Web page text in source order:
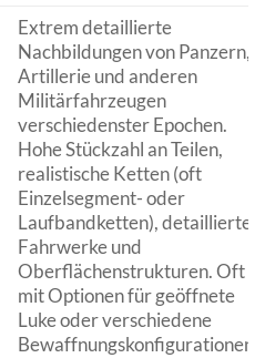
Extrem detaillierte
Nachbildungen von Panzern,
Artillerie und anderen
Militärfahrzeugen
verschiedenster Epochen.
Hohe Stückzahl an Teilen,
realistische Ketten (oft
Einzelsegment- oder
Laufbandketten), detaillierte
Fahrwerke und
Oberflächenstrukturen. Oft
mit Optionen für geöffnete
Luke oder verschiedene
Bewaffnungskonfigurationen.